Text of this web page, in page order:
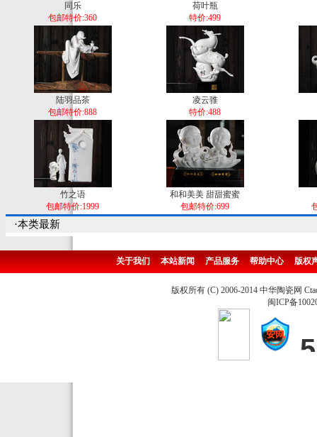
同乐
包邮特价:360
荷叶瓶
特价:499
陆羽品茶
包邮特价:888
凌云骓
特价:488
竹之语
包邮特价:1999
和和美美 甜甜蜜蜜
包邮特价:699
·本类最新
关于我们 本站新闻 产品服务 帮助中心 版权
版权所有 (C) 2006-2014 中华陶瓷网
闽ICP备